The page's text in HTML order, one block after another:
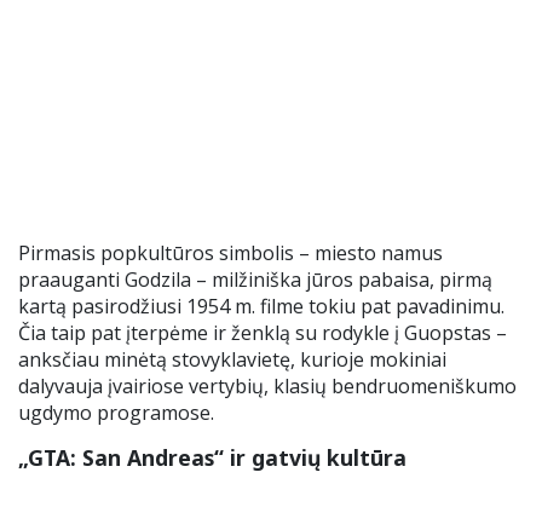
Pirmasis popkultūros simbolis – miesto namus
praauganti Godzila – milžiniška jūros pabaisa, pirmą
kartą pasirodžiusi 1954 m. filme tokiu pat pavadinimu.
Čia taip pat įterpėme ir ženklą su rodykle į Guopstas –
anksčiau minėtą stovyklavietę, kurioje mokiniai
dalyvauja įvairiose vertybių, klasių bendruomeniškumo
ugdymo programose.
„GTA: San Andreas“ ir gatvių kultūra